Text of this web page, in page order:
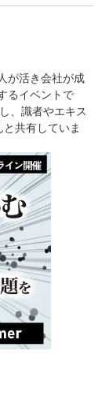
が活き会社が成
るイベントで
、識者やエキス
共有していま